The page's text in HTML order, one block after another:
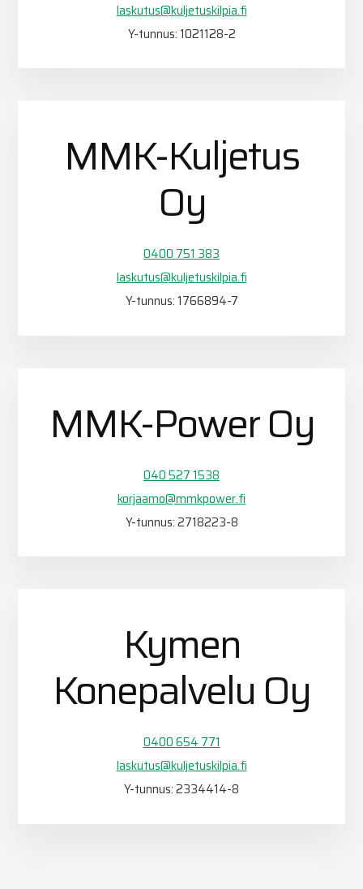
laskutus@kuljetuskilpia.fi
Y-tunnus: 1021128-2
MMK-Kuljetus
Oy
0400 751 383
laskutus@kuljetuskilpia.fi
Y-tunnus: 1766894-7
MMK-Power Oy
040 527 1538
korjaamo@mmkpower.fi
Y-tunnus: 2718223-8
Kymen
Konepalvelu Oy
0400 654 771
laskutus@kuljetuskilpia.fi
Y-tunnus: 2334414-8